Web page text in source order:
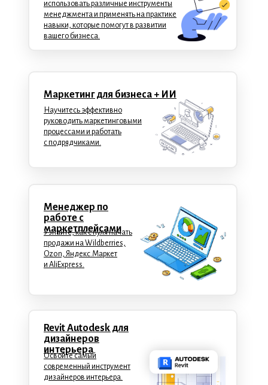
использовать различные инструменты
менеджмента и применять на практике
навыки, которые помогут в развитии
вашего бизнеса.
Менеджер по
работе с
маркетплейсами
Узнайте, как с нуля начать
продажи на Wildberries,
Ozon, Яндекс.Маркет
и AliExpress.
Маркетинг для бизнеса + ИИ
Научитесь эффективно
руководить маркетинговыми
процессами и работать
с подрядчиками.
Revit Autodesk для
дизайнеров
интерьера
Освойте самый
современный инструмент
дизайнеров интерьера.